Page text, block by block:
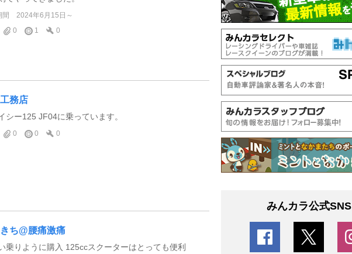
間
2024年6月15日～
0 1 0
務店
シー125 JF04に乗っています。
0 0 0
ち@腰痛激痛
乗りように購入 125ccスクーターはとっても便利
みんカラ公式SNS